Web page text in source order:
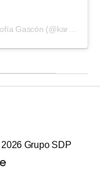
Una publicación compartida por Karla Sofía Gascón (@karsiagascon)
2026 Grupo SDP